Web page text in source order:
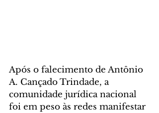
Após o falecimento de Antônio
A. Cançado Trindade, a
comunidade jurídica nacional
foi em peso às redes manifestar